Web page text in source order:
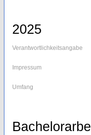
2025
Verantwortlichkeitsangabe
Impressum
Umfang